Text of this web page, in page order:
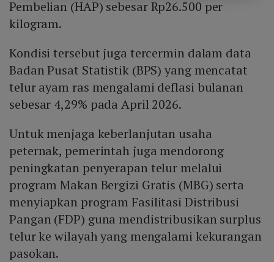
Pembelian (HAP) sebesar Rp26.500 per
kilogram.
Kondisi tersebut juga tercermin dalam data
Badan Pusat Statistik (BPS) yang mencatat
telur ayam ras mengalami deflasi bulanan
sebesar 4,29% pada April 2026.
Untuk menjaga keberlanjutan usaha
peternak, pemerintah juga mendorong
peningkatan penyerapan telur melalui
program Makan Bergizi Gratis (MBG) serta
menyiapkan program Fasilitasi Distribusi
Pangan (FDP) guna mendistribusikan surplus
telur ke wilayah yang mengalami kekurangan
pasokan.